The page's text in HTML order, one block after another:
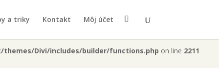
d429846418eb/plienka.sk/web/wp-
themes/Divi/includes/builder/functions.php on line 2211
a triky Kontakt Môj účet